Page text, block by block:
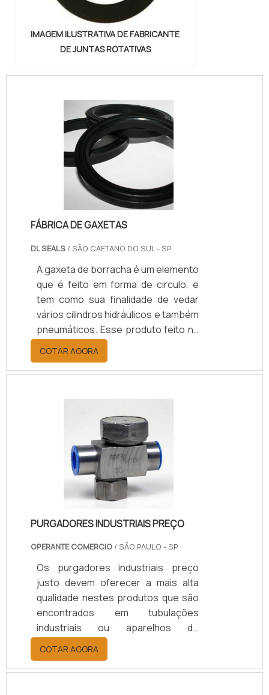
IMAGEM ILUSTRATIVA DE FABRICANTE
DE JUNTAS ROTATIVAS
FÁBRICA DE GAXETAS
DL SEALS / SÃO CAETANO DO SUL - SP
A gaxeta de borracha é um elemento
que é feito em forma de circulo, e
tem como sua finalidade de vedar
vários cilindros hidráulicos e também
pneumáticos. Esse produto feito na
fábrica de gaxetas pode ser
considerado um anel de borracha
com um ou mais lábios e que
aplicados. Ela pode ser feita em
diversos materiais como,
poliuretano, viton, borracha nitrílica,
polymite, e outros tipos, mas o mais
comum é a gaxeta de borracha.
COTAR AGORA
PURGADORES INDUSTRIAIS PREÇO
OPERANTE COMERCIO / SÃO PAULO - SP
Os purgadores industriais preço
justo devem oferecer a mais alta
qualidade nestes produtos que são
encontrados em tubulações
industriais ou aparelhos de
aquecimento, e funcionam como um
dispositivo que tem como finalidade
separar e eliminar o ar condensado
COTAR AGORA